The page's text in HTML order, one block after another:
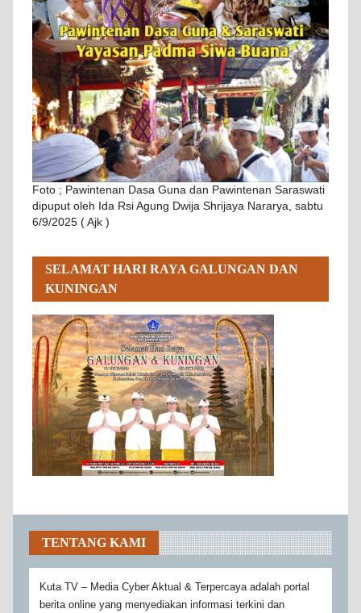
Foto ; Pawintenan Dasa Guna dan Pawintenan Saraswati
dipuput oleh Ida Rsi Agung Dwija Shrijaya Nararya, sabtu
6/9/2025 ( Ajk )
SELAMAT HARI RAYA GALUNGAN DAN
KUNINGAN
TENTANG KAMI
Kuta TV – Media Cyber Aktual & Terpercaya adalah portal
berita online yang menyediakan informasi terkini dan